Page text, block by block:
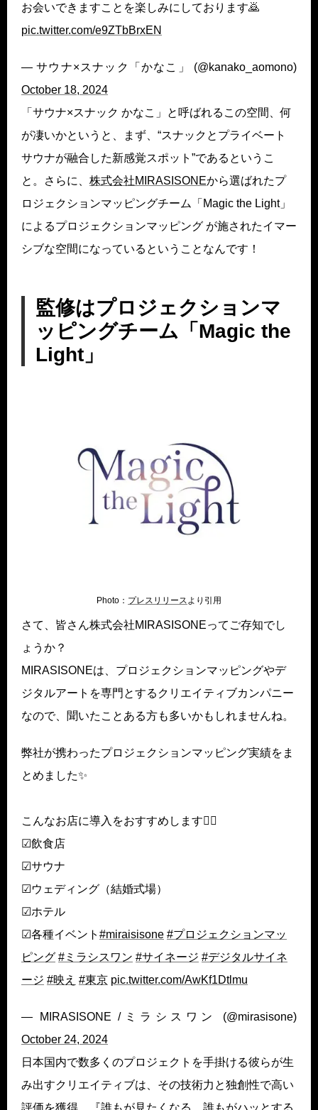
お会いできますことを楽しみにしております🙇
pic.twitter.com/e9ZTbBrxEN
— サウナ×スナック「かなこ」 (@kanako_aomono)
October 18, 2024
「サウナ×スナック かなこ」と呼ばれるこの空間、何
が凄いかというと、まず、“スナックとプライベート
サウナが融合した新感覚スポット”であるというこ
と。さらに、 株式会社MIRASISONEから選ばれたプ
ロジェクションマッピングチーム「Magic the Light」
によるプロジェクションマッピング が施されたイマー
シブな空間になっているということなんです！
監修はプロジェクションマ
ッピングチーム「Magic the
Light」
Photo： プレスリリースより引用
さて、皆さん株式会社MIRASISONEってご存知でし
ょうか？
MIRASISONEは、プロジェクションマッピングやデ
ジタルアートを専門とするクリエイティブカンパニー
なので、聞いたことある方も多いかもしれませんね。
弊社が携わったプロジェクションマッピング実績をま
とめました✨
こんなお店に導入をおすすめします💁‍♀️
☑︎飲食店
☑︎サウナ
☑︎ウェディング（結婚式場）
☑︎ホテル
☑︎各種イベント #miraisisone #プロジェクションマッ
ピング #ミラシスワン #サイネージ #デジタルサイネ
ージ #映え #東京 pic.twitter.com/AwKf1Dtlmu
— MIRASISONE /ミラシスワン (@mirasisone)
October 24, 2024
日本国内で数多くのプロジェクトを手掛ける彼らが生
み出すクリエイティブは、その技術力と独創性で高い
評価を獲得。『誰もが見たくなる、誰もがハッとする